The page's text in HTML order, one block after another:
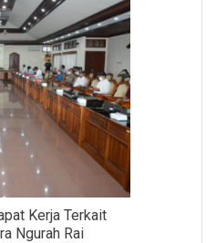
Bali
Hadiri
Rapat
Kerja
Tim
Banggar
DPR
RI
Kerja Terkait
Ngurah Rai